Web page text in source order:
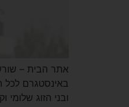
באינסטגרם לכל
ובני הזוג